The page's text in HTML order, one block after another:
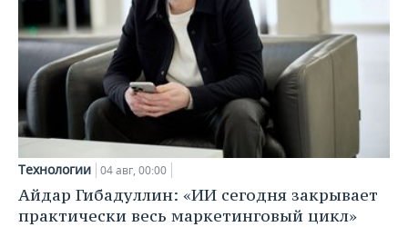
Технологии 04 авг, 00:00
Айдар Гибадуллин: «ИИ сегодня закрывает
практически весь маркетинговый цикл»